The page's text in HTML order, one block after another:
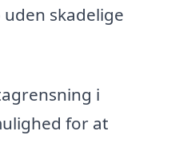
skadelige
i
for at